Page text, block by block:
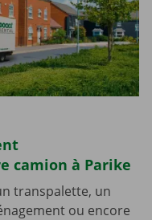
camion à Parike
transpalette, un
ou encore